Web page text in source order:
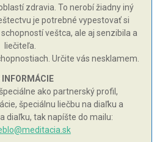
zdravia. To nerobí žiadny iný
je potrebné vypestovať si
veštca, ale aj senzibila a
liečiteľa.
Určite vás nesklamem.
INFORMÁCIE
ako partnerský profil,
špeciálnu liečbu na diaľku a
diaľku, tak napíšte do mailu: